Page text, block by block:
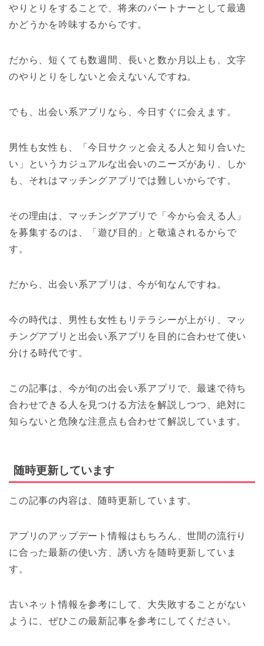
やりとりをすることで、将来のパートナーとして最適
かどうかを吟味するからです。
だから、短くても数週間、長いと数か月以上も、文字
のやりとりをしないと会えないんですね。
でも、出会い系アプリなら、今日すぐに会えます。
男性も女性も、「今日サクッと会える人と知り合いた
い」というカジュアルな出会いのニーズがあり、しか
も、それはマッチングアプリでは難しいからです。
その理由は、マッチングアプリで「今から会える人」
を募集するのは、「遊び目的」と敬遠されるからで
す。
だから、出会い系アプリは、今が旬なんですね。
今の時代は、男性も女性もリテラシーが上がり、マッ
チングアプリと出会い系アプリを目的に合わせて使い
分ける時代です。
この記事は、今が旬の出会い系アプリで、最速で待ち
合わせできる人を見つける方法を解説しつつ、絶対に
知らないと危険な注意点も合わせて解説しています。
随時更新しています
この記事の内容は、随時更新しています。
アプリのアップデート情報はもちろん、世間の流行り
に合った最新の使い方、誘い方を随時更新していま
す。
古いネット情報を参考にして、大失敗することがない
ように、ぜひこの最新記事を参考にしてください。